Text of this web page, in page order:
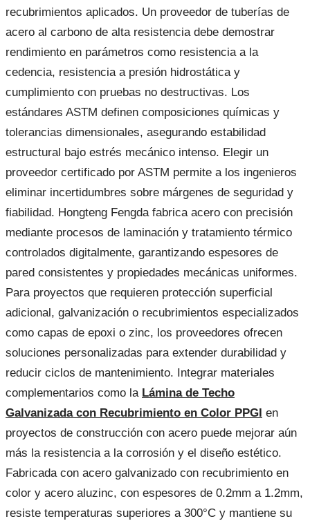
recubrimientos aplicados. Un proveedor de tuberías de
acero al carbono de alta resistencia debe demostrar
rendimiento en parámetros como resistencia a la
cedencia, resistencia a presión hidrostática y
cumplimiento con pruebas no destructivas. Los
estándares ASTM definen composiciones químicas y
tolerancias dimensionales, asegurando estabilidad
estructural bajo estrés mecánico intenso. Elegir un
proveedor certificado por ASTM permite a los ingenieros
eliminar incertidumbres sobre márgenes de seguridad y
fiabilidad. Hongteng Fengda fabrica acero con precisión
mediante procesos de laminación y tratamiento térmico
controlados digitalmente, garantizando espesores de
pared consistentes y propiedades mecánicas uniformes.
Para proyectos que requieren protección superficial
adicional, galvanización o recubrimientos especializados
como capas de epoxi o zinc, los proveedores ofrecen
soluciones personalizadas para extender durabilidad y
reducir ciclos de mantenimiento. Integrar materiales
complementarios como la Lámina de Techo
Galvanizada con Recubrimiento en Color PPGI en
proyectos de construcción con acero puede mejorar aún
más la resistencia a la corrosión y el diseño estético.
Fabricada con acero galvanizado con recubrimiento en
color y acero aluzinc, con espesores de 0.2mm a 1.2mm,
resiste temperaturas superiores a 300°C y mantiene su